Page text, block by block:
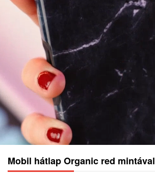
Mobil hátlap Organic red mintával